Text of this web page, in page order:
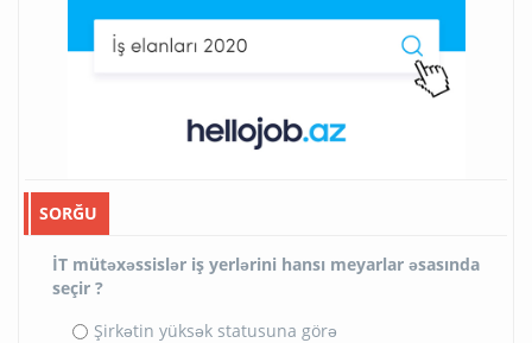
SORĞU
İT mütəxəssislər iş yerlərini hansı meyarlar əsasında
seçir ?
Şirkətin yüksək statusuna görə